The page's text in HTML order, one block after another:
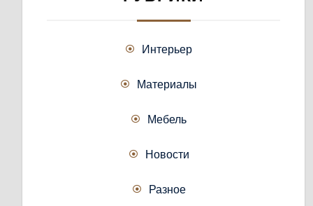
Интерьер
Материалы
Мебель
Новости
Разное